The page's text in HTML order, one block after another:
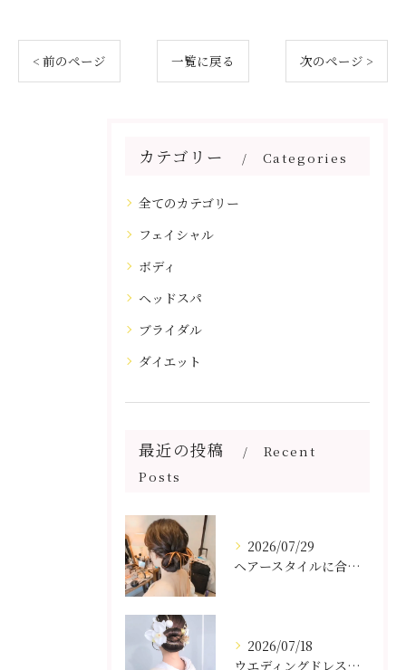
< 前のページ 一覧に戻る 次のページ >
カテゴリー Categories
全てのカテゴリー
フェイシャル
ボディ
ヘッドスパ
ブライダル
ダイエット
最近の投稿
Recent
Posts
2026/07/29
ヘアースタイルに合わせてリボンアレンジ🎀
2026/07/18
ウエディングドレスからお色直しで白無垢でした👘